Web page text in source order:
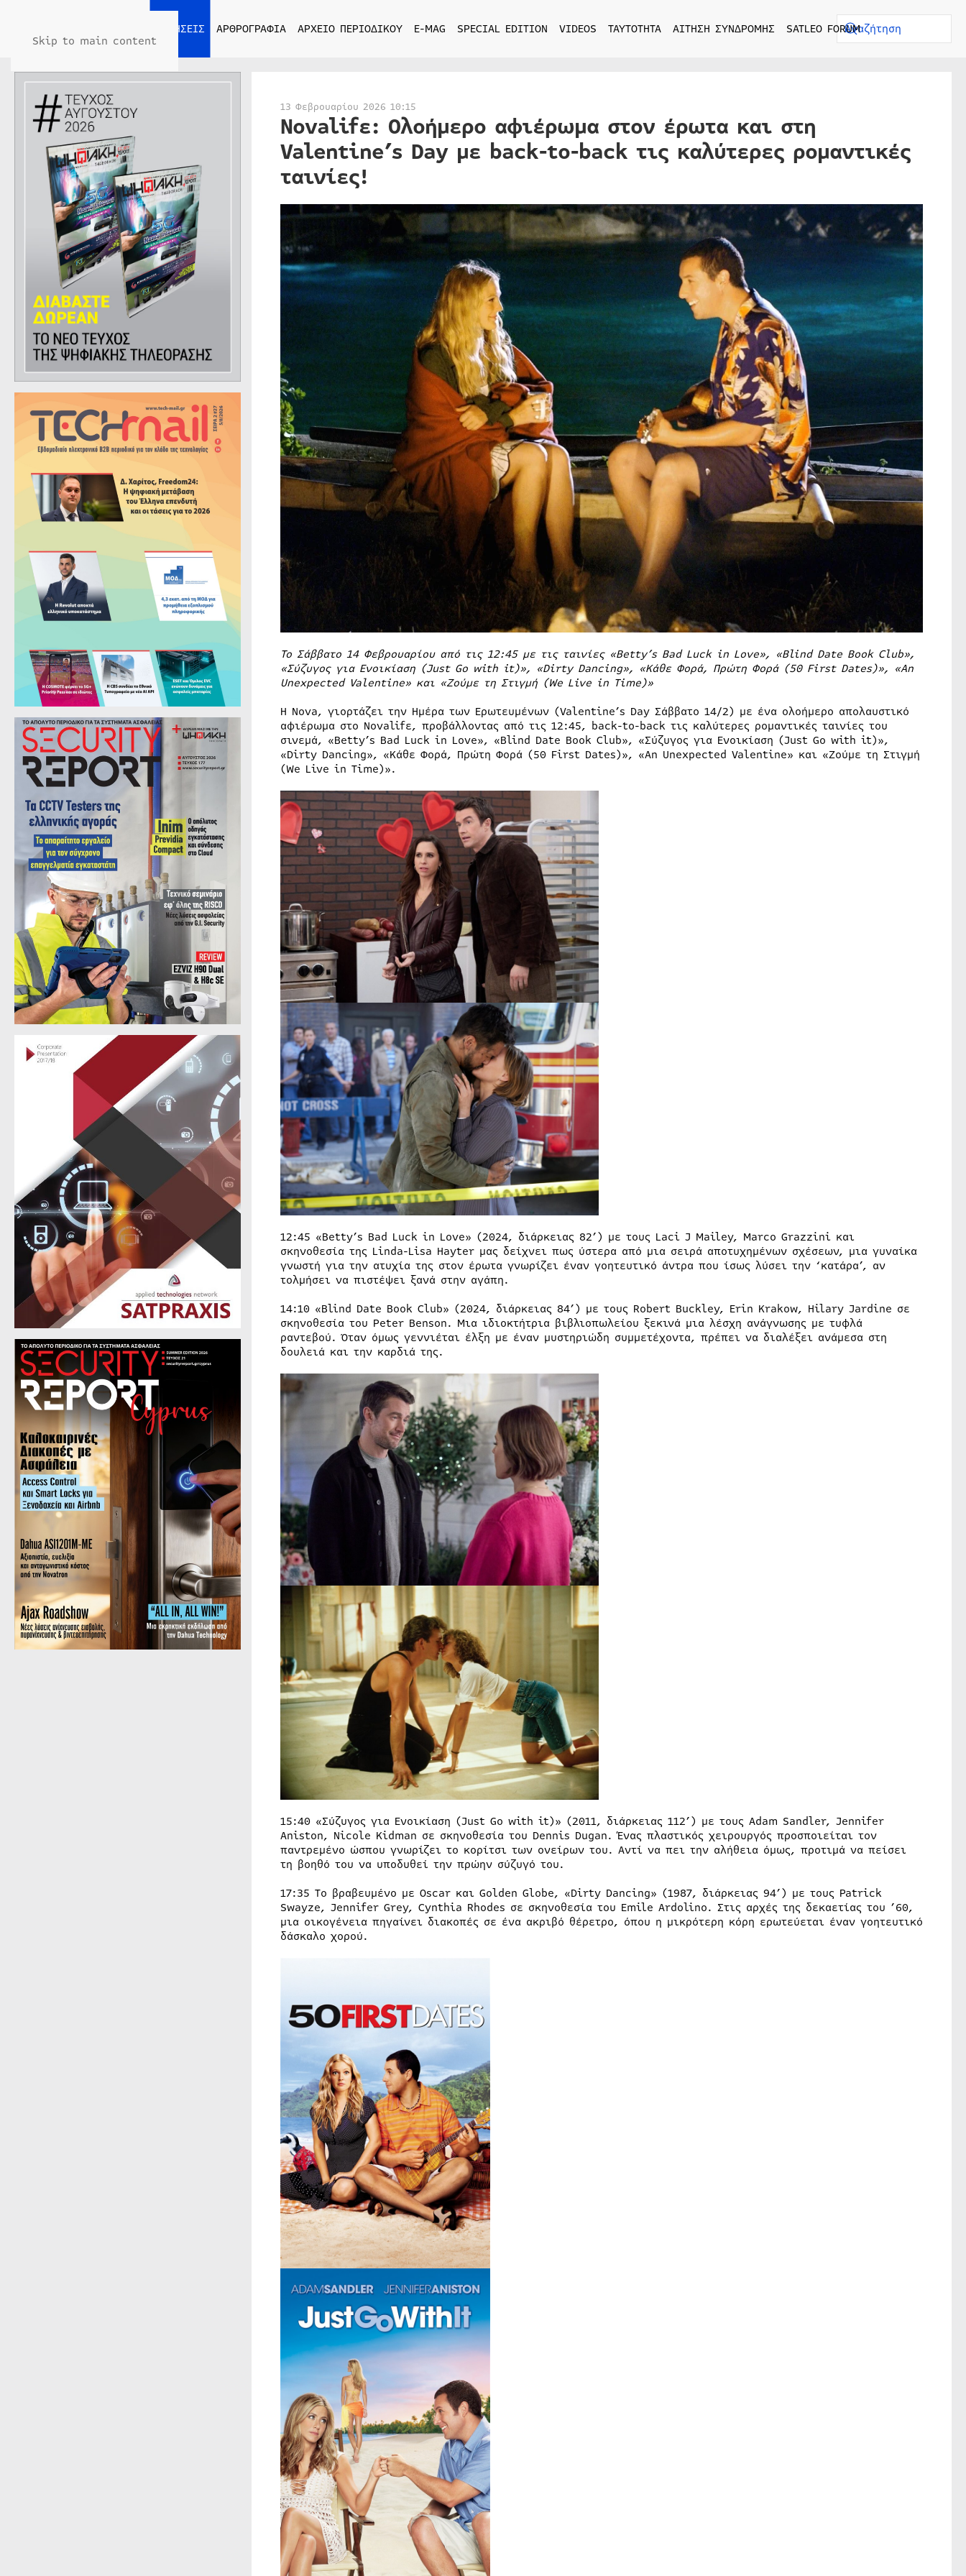
Skip to main content
ΕΙΔΗΣΕΙΣ ΑΡΘΡΟΓΡΑΦΙΑ ΑΡΧΕΙΟ ΠΕΡΙΟΔΙΚΟΥ E-MAG SPECIAL EDITION VIDEOS ΤΑΥΤΟΤΗΤΑ ΑΙΤΗΣΗ ΣΥΝΔΡΟΜΗΣ SATLEO FORUM
13 Φεβρουαρίου 2026 10:15
Novalifε: Ολοήμερο αφιέρωμα στον έρωτα και στη
Valentine’s Day με back-to-back τις καλύτερες ρομαντικές
ταινίες!
Το Σάββατο 14 Φεβρουαρίου από τις 12:45 με τις ταινίες «Betty’s Bad Luck in Love», «Blind Date Book Club»,
«Σύζυγος για Ενοικίαση (Just Go with it)», «Dirty Dancing», «Κάθε Φορά, Πρώτη Φορά (50 First Dates)», «An
Unexpected Valentine» και «Ζούμε τη Στιγμή (We Live in Time)»
Η Nova, γιορτάζει την Ημέρα των Ερωτευμένων (Valentine’s Day Σάββατο 14/2) με ένα ολοήμερο απολαυστικό
αφιέρωμα στο Novalifε, προβάλλοντας από τις 12:45, back-to-back τις καλύτερες ρομαντικές ταινίες του
σινεμά, «Betty’s Bad Luck in Love», «Blind Date Book Club», «Σύζυγος για Ενοικίαση (Just Go with it)»,
«Dirty Dancing», «Κάθε Φορά, Πρώτη Φορά (50 First Dates)», «An Unexpected Valentine» και «Ζούμε τη Στιγμή
(We Live in Time)».
12:45 «Betty’s Bad Luck in Love» (2024, διάρκειας 82’) με τους Laci J Mailey, Marco Grazzini και
σκηνοθεσία της Linda-Lisa Hayter μας δείχνει πως ύστερα από μια σειρά αποτυχημένων σχέσεων, μια γυναίκα
γνωστή για την ατυχία της στον έρωτα γνωρίζει έναν γοητευτικό άντρα που ίσως λύσει την ‘κατάρα’, αν
τολμήσει να πιστέψει ξανά στην αγάπη.
14:10 «Blind Date Book Club» (2024, διάρκειας 84’) με τους Robert Buckley, Erin Krakow, Hilary Jardine σε
σκηνοθεσία του Peter Benson. Μια ιδιοκτήτρια βιβλιοπωλείου ξεκινά μια λέσχη ανάγνωσης με τυφλά
ραντεβού. Όταν όμως γεννιέται έλξη με έναν μυστηριώδη συμμετέχοντα, πρέπει να διαλέξει ανάμεσα στη
δουλειά και την καρδιά της.
15:40 «Σύζυγος για Ενοικίαση (Just Go with it)» (2011, διάρκειας 112’) με τους Adam Sandler, Jennifer
Aniston, Nicole Kidman σε σκηνοθεσία του Dennis Dugan. Ένας πλαστικός χειρουργός προσποιείται τον
παντρεμένο ώσπου γνωρίζει το κορίτσι των ονείρων του. Αντί να πει την αλήθεια όμως, προτιμά να πείσει
τη βοηθό του να υποδυθεί την πρώην σύζυγό του.
17:35 To βραβευμένο με Oscar και Golden Globe, «Dirty Dancing» (1987, διάρκειας 94’) με τους Patrick
Swayze, Jennifer Grey, Cynthia Rhodes σε σκηνοθεσία του Emile Ardolino. Στις αρχές της δεκαετίας του ’60,
μια οικογένεια πηγαίνει διακοπές σε ένα ακριβό θέρετρο, όπου η μικρότερη κόρη ερωτεύεται έναν γοητευτικό
δάσκαλο χορού.